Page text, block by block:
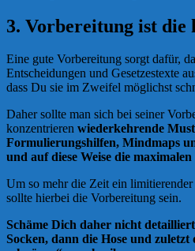
3. Vorbereitung ist die
Eine gute Vorbereitung sorgt dafür,
Entscheidungen und Gesetzestexte
dass Du sie im Zweifel möglichst
Daher sollte man sich bei seiner
konzentrieren wiederkehrende
Formulierungshilfen, Mindmaps
und auf diese Weise die
Um so mehr die Zeit ein
sollte hierbei die Vorbereitung sein.
Schäme Dich daher nicht
Socken, dann die Hose und zuletzt